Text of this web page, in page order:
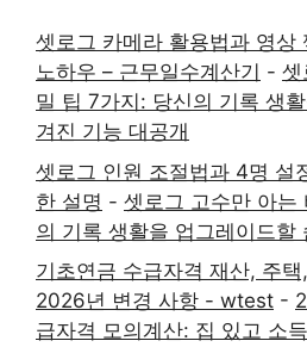
셋로그 카메라 활용법과 영상
노하우 – 근무일수계산기 - 셋
밀 팁 7가지: 당신의 기록 생
겨진 기능 대공개
셋로그 인원 조절법과 4명 설
한 설명 - 셋로그 고수만 아는
의 기록 생활을 업그레이드할
기초연금 수급자격 재산, 주
2026년 변경 사항 - wtest -
급자격 모의계산: 집 있고 소